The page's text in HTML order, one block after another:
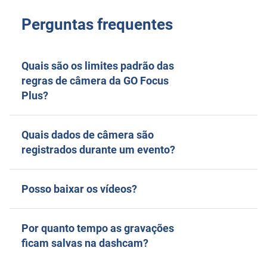
Perguntas frequentes
Quais são os limites padrão das
regras de câmera da GO Focus
Plus?
Quais dados de câmera são
registrados durante um evento?
Posso baixar os vídeos?
Por quanto tempo as gravações
ficam salvas na dashcam?